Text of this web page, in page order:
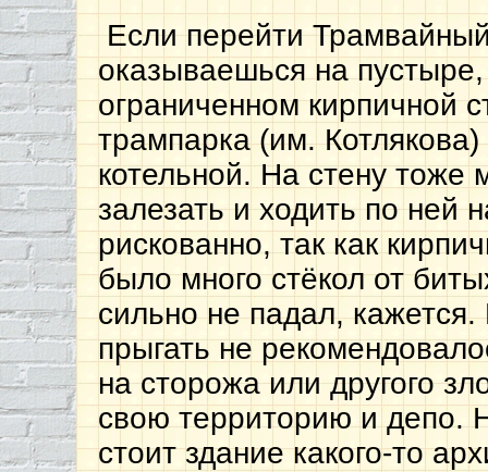
Если перейти
оказываешься на пустыре,
ограниченном кирпичной
трампарка (им. Котлякова)
котельной. На стену тоже
залезать и ходить по ней
рискованно, так как
было много стёкол от
сильно не падал,
прыгать не
на сторожа или другого
свою территорию и депо.
стоит здание какого-то